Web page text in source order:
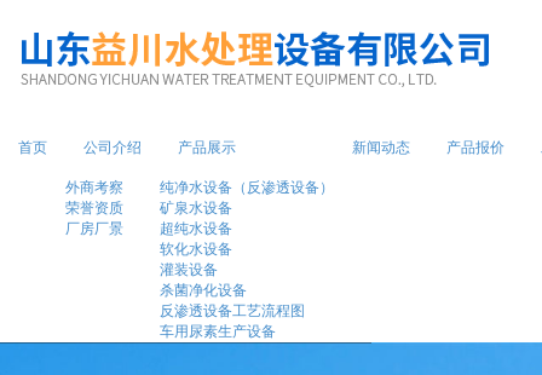
首页 公司介绍
外商考察
荣誉资质
厂房厂景
产品展示
纯净水设备（反渗透设备）
矿泉水设备
超纯水设备
软化水设备
灌装设备
杀菌净化设备
反渗透设备工艺流程图
车用尿素生产设备
新闻动态 产品报价